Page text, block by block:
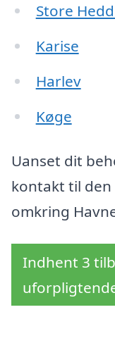
Store
Karise
Harlev
Køge
Uanset dit
kontakt til
omkring
Indhent 3